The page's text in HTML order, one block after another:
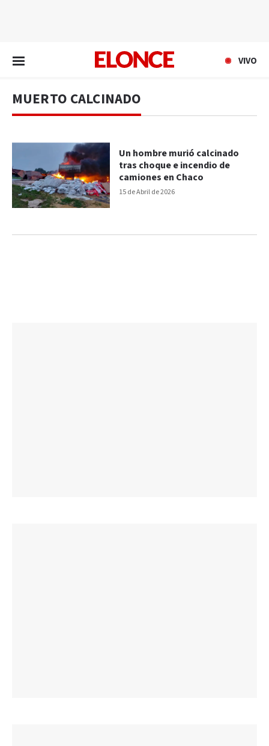
VIVO
MUERTO CALCINADO
15 de Abril de 2026
Un hombre murió calcinado
tras choque e incendio de
camiones en Chaco